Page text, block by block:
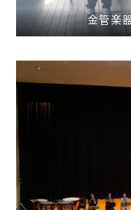
金管楽